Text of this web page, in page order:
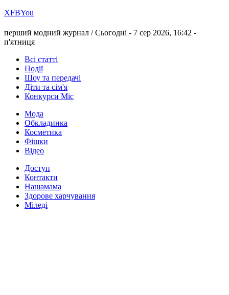
ХFBYou
перший модний журнал /Сьогодні - 7 сер 2026, 16:42 -
п'ятниця
Всі статті
Події
Шоу та передачі
Діти та сім'я
Конкурси Міс
Мода
Обкладинка
Косметика
Фішки
Відео
Доступ
Контакти
Нашамама
Здорове харчування
Міледі